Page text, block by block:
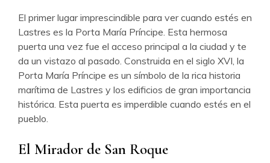
El primer lugar imprescindible para ver cuando estés en
Lastres es la Porta María Príncipe. Esta hermosa
puerta una vez fue el acceso principal a la ciudad y te
da un vistazo al pasado. Construida en el siglo XVI, la
Porta María Príncipe es un símbolo de la rica historia
marítima de Lastres y los edificios de gran importancia
histórica. Esta puerta es imperdible cuando estés en el
pueblo.
El Mirador de San Roque